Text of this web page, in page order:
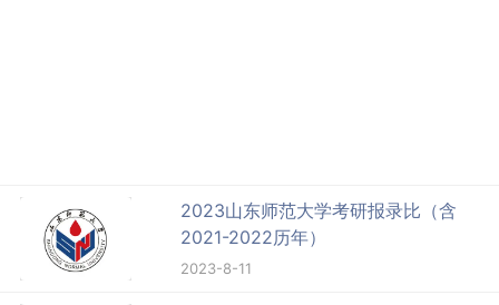
2023山东师范大学考研报录比（含
2021-2022历年）
2023-8-11